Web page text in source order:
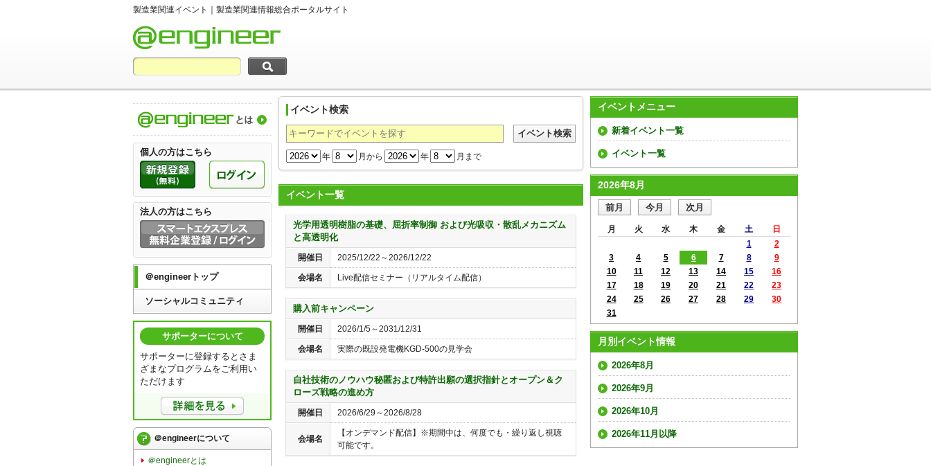
製造業関連イベント｜製造業関連情報総合ポータルサイト
イベント検索
年 月から 年 月まで
イベント一覧
光学用透明樹脂の基礎、屈折率制御 および光吸収・散乱メカニズム
と高透明化
開催日 2025/12/22～2026/12/22
会場名 Live配信セミナー（リアルタイム配信）
購入前キャンペーン
開催日 2026/1/5～2031/12/31
会場名 実際の既設発電機KGD-500の見学会
自社技術のノウハウ秘匿および特許出願の選択指針とオープン＆ク
ローズ戦略の進め方
開催日 2026/6/29～2026/8/28
会場名
【オンデマンド配信】※期間中は、何度でも・繰り返し視聴
可能です。
イベントメニュー
新着イベント一覧
イベント一覧
2026年8月
月 火 水 木 金 土
日
1
2
3
4 5 6 7 8
9
10
11 12 13 14 15
16
17
18 19 20 21 22
23
24
25 26 27 28 29
30
31
月別イベント情報
2026年8月
2026年9月
2026年10月
2026年11月以降
製造業関連情報総合ポータルサイト＠engineerについて
個人の方はこちら
法人の方はこちら
＠engineerトップ
ソーシャルコミュニティ
サポーターについて
サポーターに登録するとさま
ざまなプログラムをご利用い
ただけます
＠engineerについて
＠engineerとは